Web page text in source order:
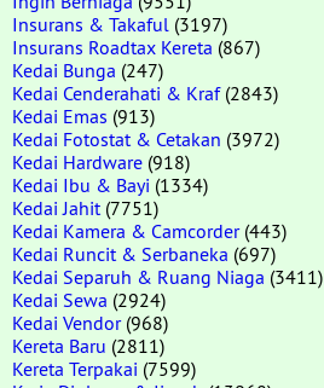
Insurans & Takaful (3197)
Insurans Roadtax Kereta (867)
Kedai Bunga (247)
Kedai Cenderahati & Kraf(2843)
Kedai Emas (913)
Kedai Fotostat & Cetakan (3972)
Kedai Hardware (918)
Kedai Ibu & Bayi (1334)
Kedai Jahit (7751)
Kedai Kamera & Camcorder(443)
Kedai Runcit & Serbaneka (697)
Kedai Separuh & Ruang Niaga (3411)
Kedai Sewa (2924)
Kedai Vendor(968)
Kereta Baru (2811)
Kereta Terpakai (7599)